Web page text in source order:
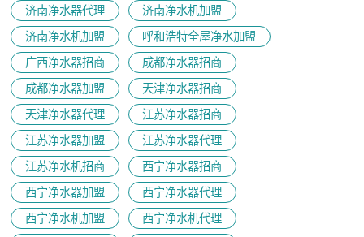
济南净水器代理
济南净水机加盟
济南净水机加盟
呼和浩特全屋净水加盟
广西净水器招商
成都净水器招商
成都净水器加盟
天津净水器招商
天津净水器代理
江苏净水器招商
江苏净水器加盟
江苏净水器代理
江苏净水机招商
西宁净水器招商
西宁净水器加盟
西宁净水器代理
西宁净水机加盟
西宁净水机代理